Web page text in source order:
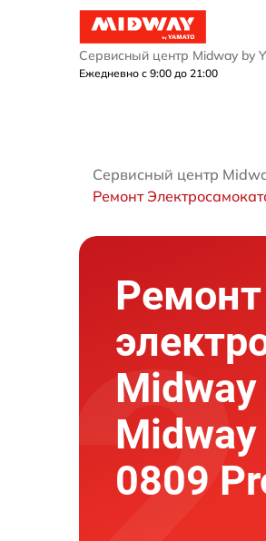
Сервисный центр Midway by
Ежедневно с 9:00 до 21:00
Сервисный центр
Ремонт
Ремонт
Midway
0809